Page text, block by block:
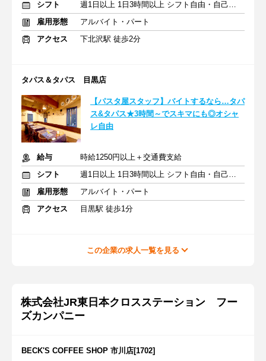
シフト
週1日以上 1日3時間以上 シフト自由・自己申告
雇用形態
アルバイト・パート
アクセス
下北沢駅 徒歩2分
タパス＆タパス 目黒店
【パスタ屋スタッフ】バイトするなら…タパ
ス&タパス★3時間～でスキマにも◎オシャ
レ自由
給与
時給1250円以上＋交通費支給
シフト
週1日以上 1日3時間以上 シフト自由・自己申告
雇用形態
アルバイト・パート
アクセス
目黒駅 徒歩1分
この企業の求人一覧を見る
株式会社JR東日本クロスステーション フー
ズカンパニー
BECK'S COFFEE SHOP 市川店[1702]